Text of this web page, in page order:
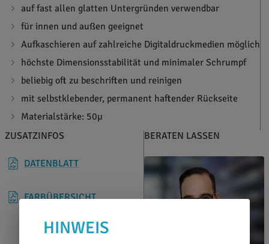
auf fast allen glatten Untergründen verwendbar
für innen und außen geeignet
Aufkaschieren auf zahlreiche Digitaldruckmedien möglich
höchste Dimensionsstabilität und minimaler Schrumpf
beliebig oft zu beschriften und reinigen
mit selbstklebender, permanent haftender Rückseite
Materialstärke: 50µ
ZUSATZINFOS
DATENBLATT
FARBÜBERSICHT
BERATEN LASSEN
HINWEIS